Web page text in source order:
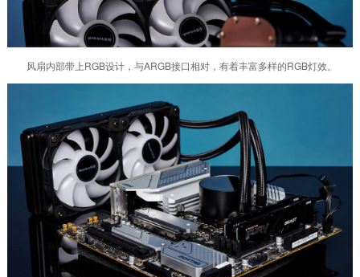
风扇内部带上RGB设计，与ARGB接口相对，有着丰富多样的RGB灯效。